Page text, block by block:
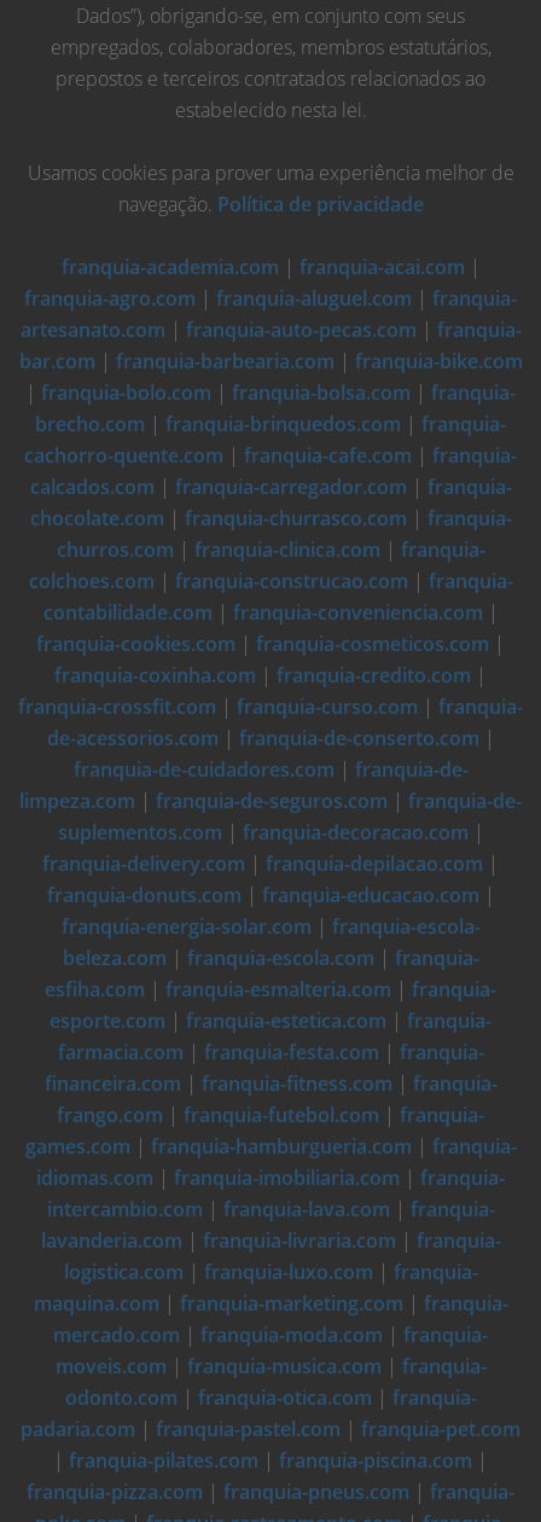
Dados”), obrigando-se, em conjunto com seus
empregados, colaboradores, membros estatutários,
prepostos e terceiros contratados relacionados ao
estabelecido nesta lei.
Usamos cookies para prover uma experiência melhor de
navegação. Política de privacidade
franquia-academia.com | franquia-acai.com |
franquia-agro.com | franquia-aluguel.com | franquia-
artesanato.com | franquia-auto-pecas.com | franquia-
bar.com | franquia-barbearia.com | franquia-bike.com
| franquia-bolo.com | franquia-bolsa.com | franquia-
brecho.com | franquia-brinquedos.com | franquia-
cachorro-quente.com | franquia-cafe.com | franquia-
calcados.com | franquia-carregador.com | franquia-
chocolate.com | franquia-churrasco.com | franquia-
churros.com | franquia-clinica.com | franquia-
colchoes.com | franquia-construcao.com | franquia-
contabilidade.com | franquia-conveniencia.com |
franquia-cookies.com | franquia-cosmeticos.com |
franquia-coxinha.com | franquia-credito.com |
franquia-crossfit.com | franquia-curso.com | franquia-
de-acessorios.com | franquia-de-conserto.com |
franquia-de-cuidadores.com | franquia-de-
limpeza.com | franquia-de-seguros.com | franquia-de-
suplementos.com | franquia-decoracao.com |
franquia-delivery.com | franquia-depilacao.com |
franquia-donuts.com | franquia-educacao.com |
franquia-energia-solar.com | franquia-escola-
beleza.com | franquia-escola.com | franquia-
esfiha.com | franquia-esmalteria.com | franquia-
esporte.com | franquia-estetica.com | franquia-
farmacia.com | franquia-festa.com | franquia-
financeira.com | franquia-fitness.com | franquia-
frango.com | franquia-futebol.com | franquia-
games.com | franquia-hamburgueria.com | franquia-
idiomas.com | franquia-imobiliaria.com | franquia-
intercambio.com | franquia-lava.com | franquia-
lavanderia.com | franquia-livraria.com | franquia-
logistica.com | franquia-luxo.com | franquia-
maquina.com | franquia-marketing.com | franquia-
mercado.com | franquia-moda.com | franquia-
moveis.com | franquia-musica.com | franquia-
odonto.com | franquia-otica.com | franquia-
padaria.com | franquia-pastel.com | franquia-pet.com
| franquia-pilates.com | franquia-piscina.com |
franquia-pizza.com | franquia-pneus.com | franquia-